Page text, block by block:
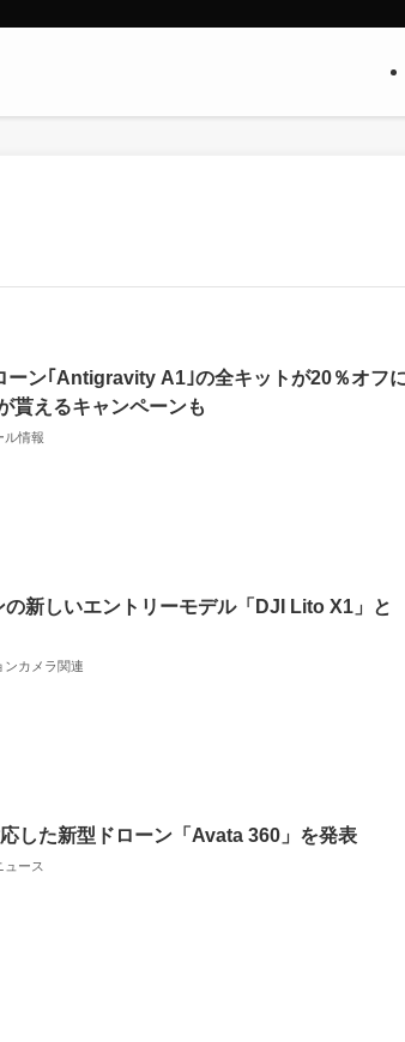
ーン｢Antigravity A1｣の全キットが20％オフ
貰えるキャンペーンも
ル情報
の新しいエントリーモデル「DJI Lito X1」と
ンカメラ関連
した新型ドローン「Avata 360」を発表
ュース